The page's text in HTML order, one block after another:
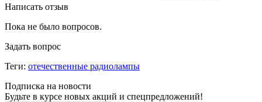
Написать отзыв
Пока не было вопросов.
Задать вопрос
Теги: отечественные радиолампы
Подписка на новости
Будьте в курсе новых акций и спецпредложений!